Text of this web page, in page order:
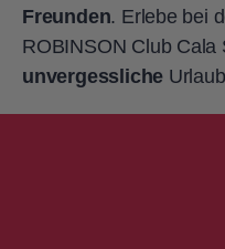
Freunden. Erlebe bei
ROBINSON Club Cala
unvergessliche